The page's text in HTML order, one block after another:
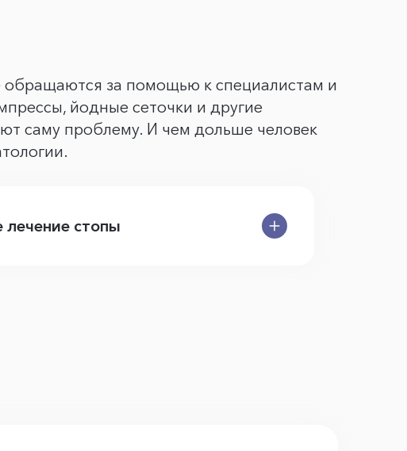
за помощью к специалистам и
йодные сеточки и другие
саму проблему. И чем дольше человек
лечение стопы